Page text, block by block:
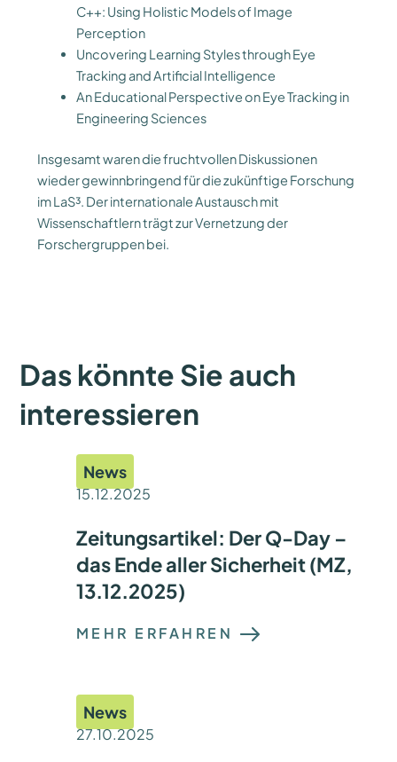
C++: Using Holistic Models of Image
Perception
Uncovering Learning Styles through Eye
Tracking and Artificial Intelligence
An Educational Perspective on Eye Tracking in
Engineering Sciences
Insgesamt waren die fruchtvollen Diskussionen
wieder gewinnbringend für die zukünftige Forschung
im LaS³. Der internationale Austausch mit
Wissenschaftlern trägt zur Vernetzung der
Forschergruppen bei.
Das könnte Sie auch
interessieren
News
15.12.2025
Zeitungsartikel: Der Q-Day –
das Ende aller Sicherheit (MZ,
13.12.2025)
MEHR ERFAHREN :
News
27.10.2025